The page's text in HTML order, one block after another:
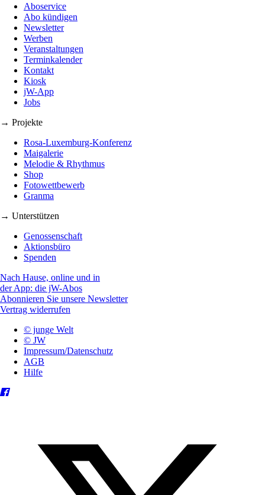
Aboservice
Abo kündigen
Newsletter
Werben
Veranstaltungen
Terminkalender
Kontakt
Kiosk
jW-App
Jobs
→ Projekte
Rosa-Luxemburg-Konferenz
Maigalerie
Melodie & Rhythmus
Shop
Fotowettbewerb
Granma
→ Unterstützen
Genossenschaft
Aktionsbüro
Spenden
Nach Hause, online und in
der App: die jW-Abos
Abonnieren Sie unsere Newsletter
Vertrag widerrufen
© junge Welt
© JW
Impressum/Datenschutz
AGB
Hilfe